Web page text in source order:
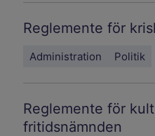
Reglemente för
Administration Politik
Reglemente för
fritidsnämnden